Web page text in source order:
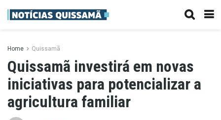
Home Quissamã
Quissamã investirá em novas
iniciativas para potencializar a
agricultura familiar